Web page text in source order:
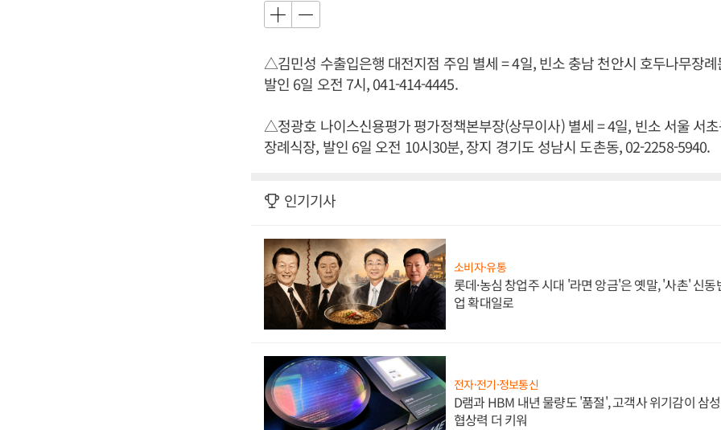
△김민성 수출입은행 대전지점 주임 별세 = 4일, 빈소 충남 천안시 호두나무장
발인 6일 오전 7시, 041-414-4445.
△정광호 나이스신용평가 평가정책본부장(상무이사) 별세 = 4일, 빈소 서울 서
장례식장, 발인 6일 오전 10시30분, 장지 경기도 성남시 도촌동, 02-2258-5940.
인기기사
소비자·유통
롯데·농심 창업주 시대 '라면 앙금'은 옛말, '사촌' 신동
업 확대일로
전자·전기·정보통신
D램과 HBM 내년 물량도 '품절', 고객사 위기감이 삼
협상력 더 키워